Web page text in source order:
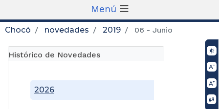
Menú
Chocó novedades 2019 06 - Junio
Histórico de Novedades
2026